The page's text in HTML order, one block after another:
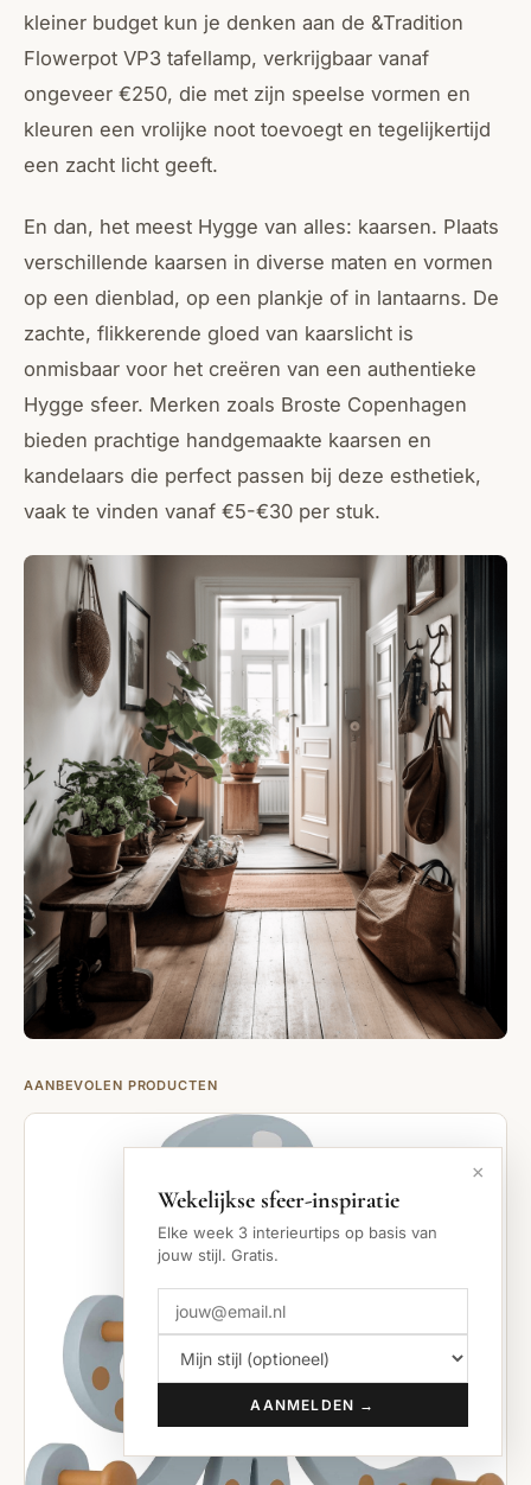
kleiner budget kun je denken aan de &Tradition
Flowerpot VP3 tafellamp, verkrijgbaar vanaf
ongeveer €250, die met zijn speelse vormen en
kleuren een vrolijke noot toevoegt en tegelijkertijd
een zacht licht geeft.
En dan, het meest Hygge van alles: kaarsen. Plaats
verschillende kaarsen in diverse maten en vormen
op een dienblad, op een plankje of in lantaarns. De
zachte, flikkerende gloed van kaarslicht is
onmisbaar voor het creëren van een authentieke
Hygge sfeer. Merken zoals Broste Copenhagen
bieden prachtige handgemaakte kaarsen en
kandelaars die perfect passen bij deze esthetiek,
vaak te vinden vanaf €5-€30 per stuk.
AANBEVOLEN PRODUCTEN
×
Wekelijkse sfeer-inspiratie
Elke week 3 interieurtips op basis van
jouw stijl. Gratis.
AANMELDEN →